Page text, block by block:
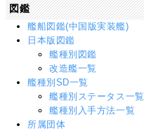
図鑑
艦船図鑑(中国版実装艦)
日本版図鑑
艦種別図鑑
改造艦一覧
艦種別SD一覧
艦種別ステータス一覧
艦種別入手方法一覧
所属団体